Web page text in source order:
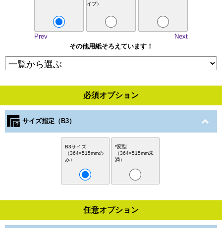
イプ）
Prev
Next
その他用紙そろえています！
必須オプション
サイズ指定（B3）
B3サイズ
（364×515mmの
み）
*変型
（364×515mm未
満）
任意オプション